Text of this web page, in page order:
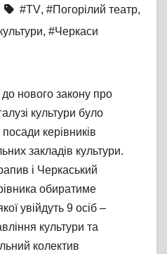
#TV, #Погорілий театр,
, #Черкаси
нового закону про
культури було
керівників
закладів культури.
і Черкаський
обиратиме
увійдуть 9 осіб –
культури та
колектив